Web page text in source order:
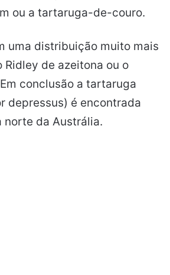
ou a tartaruga-de-couro.
uma distribuição muito mais
Ridley de azeitona ou o
conclusão a tartaruga
depressus) é encontrada
norte da Austrália.